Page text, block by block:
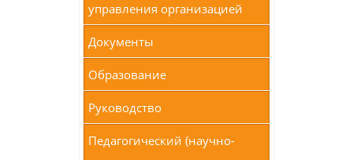
управления организацией
Документы
Образование
Руководство
Педагогический (научно-